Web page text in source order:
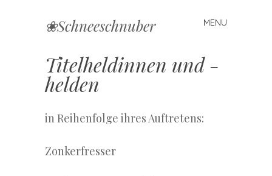
❀Schneeschnuber MENU
Skip
content
Titelheldinnen und -
helden
in Reihenfolge ihres Auftretens:
Zonkerfresser